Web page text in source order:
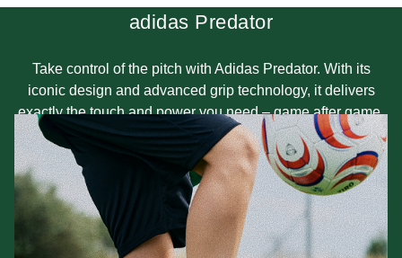
adidas Predator
Take control of the pitch with Adidas Predator. With its
iconic design and advanced grip technology, it delivers
exactly the touch and power you need – game after game.